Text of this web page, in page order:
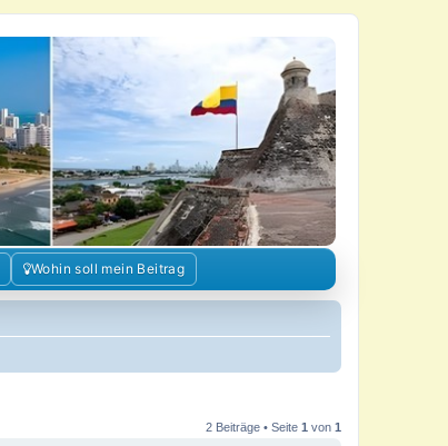
Wohin soll mein Beitrag
2 Beiträge • Seite 1 von 1